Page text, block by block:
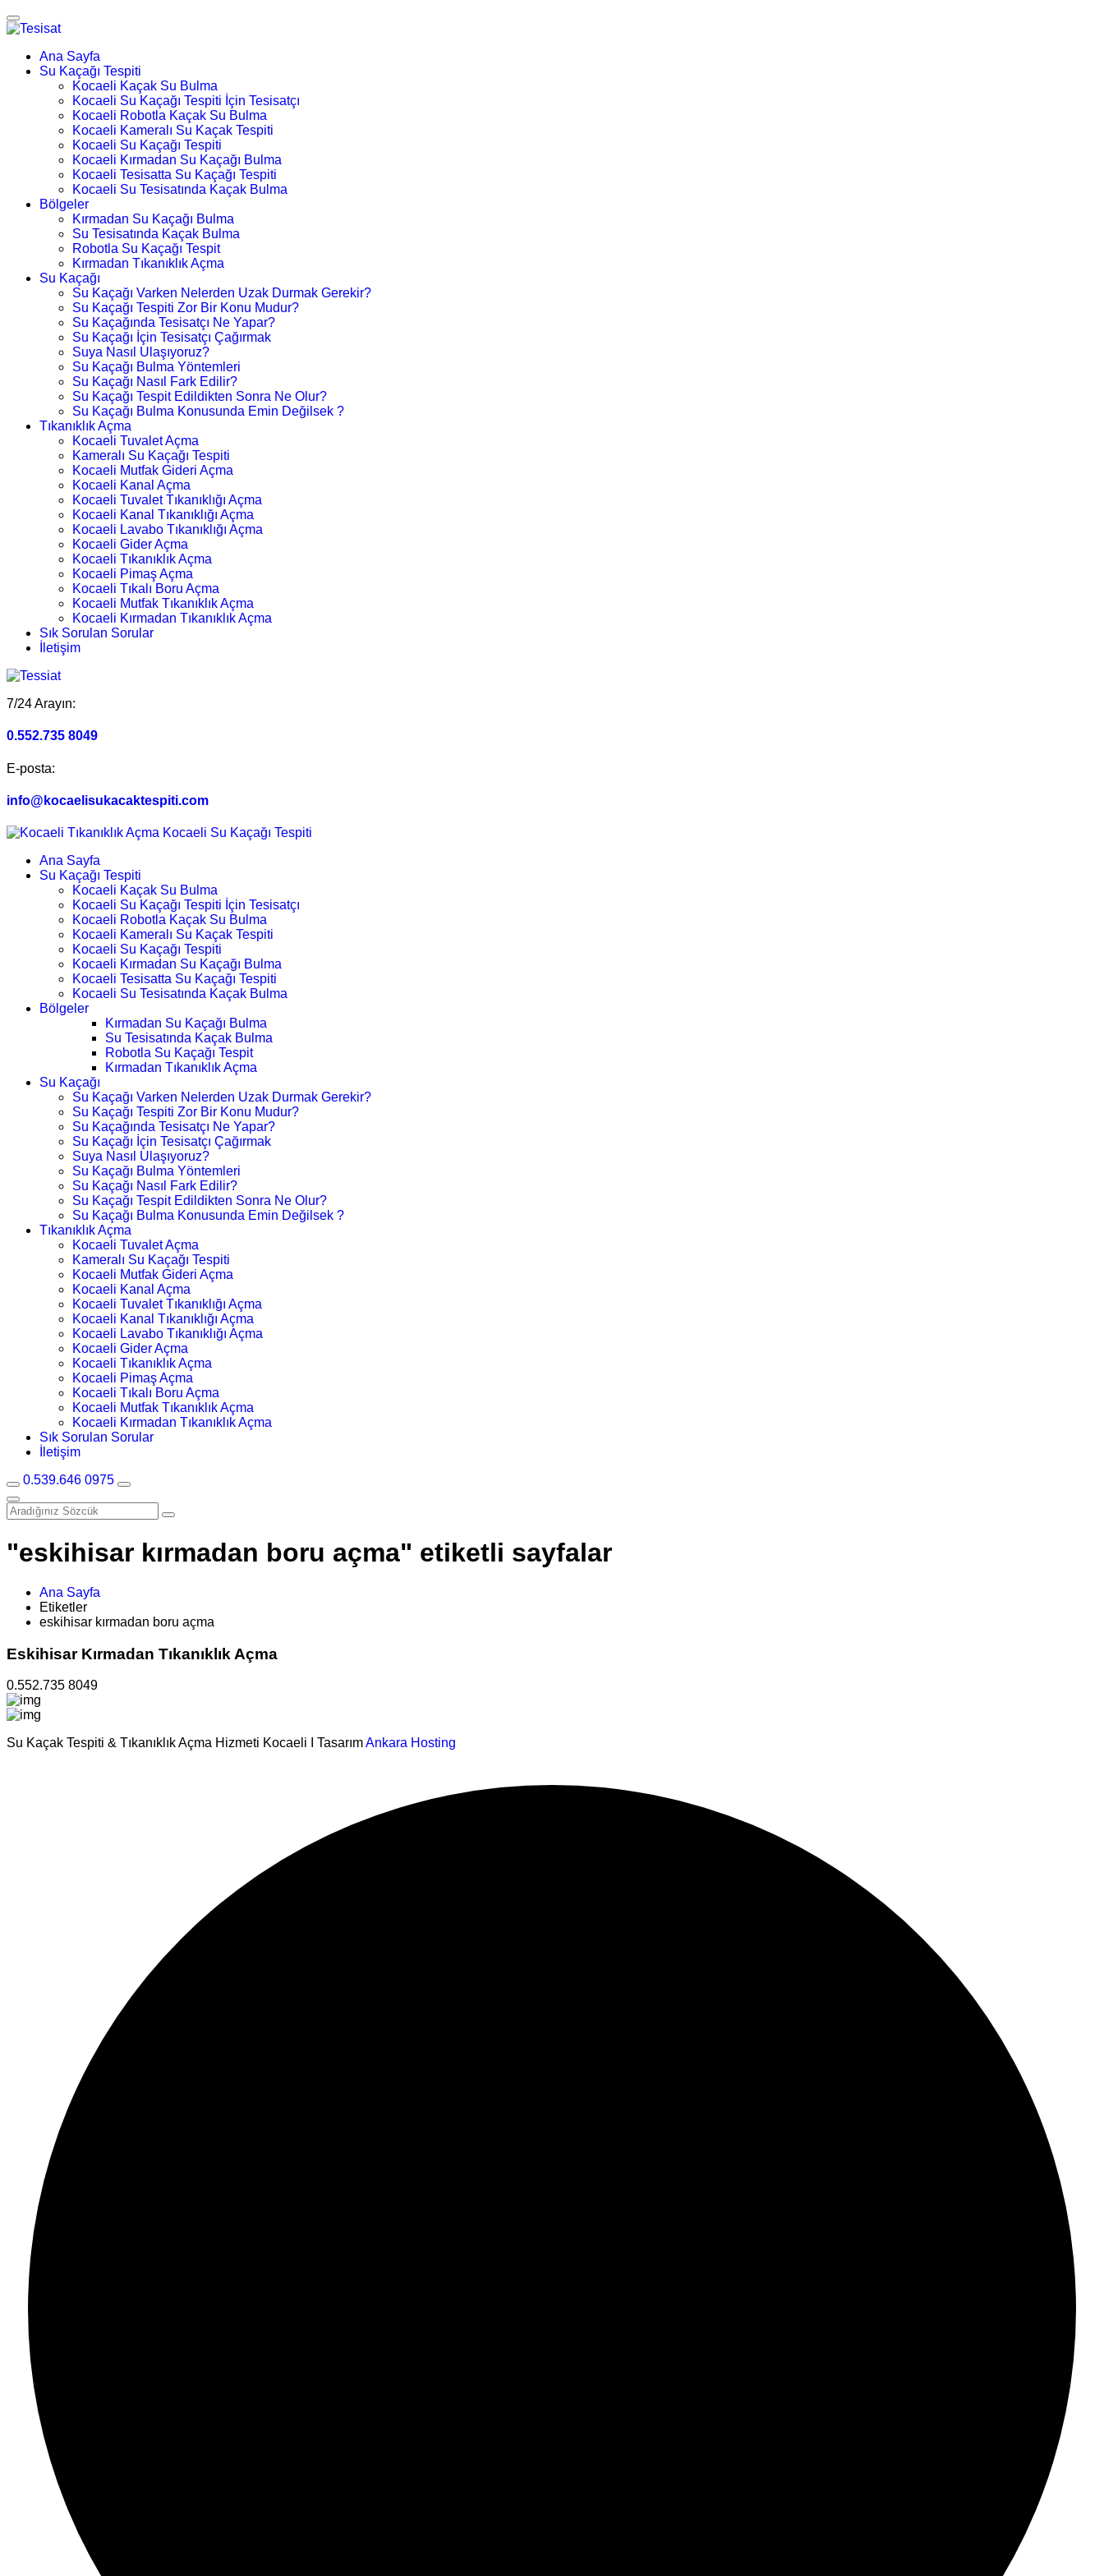
Ana Sayfa
Su Kaçağı Tespiti
Kocaeli Kaçak Su Bulma
Kocaeli Su Kaçağı Tespiti İçin Tesisatçı
Kocaeli Robotla Kaçak Su Bulma
Kocaeli Kameralı Su Kaçak Tespiti
Kocaeli Su Kaçağı Tespiti
Kocaeli Kırmadan Su Kaçağı Bulma
Kocaeli Tesisatta Su Kaçağı Tespiti
Kocaeli Su Tesisatında Kaçak Bulma
Bölgeler
Kırmadan Su Kaçağı Bulma
Su Tesisatında Kaçak Bulma
Robotla Su Kaçağı Tespit
Kırmadan Tıkanıklık Açma
Su Kaçağı
Su Kaçağı Varken Nelerden Uzak Durmak Gerekir?
Su Kaçağı Tespiti Zor Bir Konu Mudur?
Su Kaçağında Tesisatçı Ne Yapar?
Su Kaçağı İçin Tesisatçı Çağırmak
Suya Nasıl Ulaşıyoruz?
Su Kaçağı Bulma Yöntemleri
Su Kaçağı Nasıl Fark Edilir?
Su Kaçağı Tespit Edildikten Sonra Ne Olur?
Su Kaçağı Bulma Konusunda Emin Değilsek ?
Tıkanıklık Açma
Kocaeli Tuvalet Açma
Kameralı Su Kaçağı Tespiti
Kocaeli Mutfak Gideri Açma
Kocaeli Kanal Açma
Kocaeli Tuvalet Tıkanıklığı Açma
Kocaeli Kanal Tıkanıklığı Açma
Kocaeli Lavabo Tıkanıklığı Açma
Kocaeli Gider Açma
Kocaeli Tıkanıklık Açma
Kocaeli Pimaş Açma
Kocaeli Tıkalı Boru Açma
Kocaeli Mutfak Tıkanıklık Açma
Kocaeli Kırmadan Tıkanıklık Açma
Sık Sorulan Sorular
İletişim
7/24 Arayın:
0.552.735 8049
E-posta:
info@kocaelisukacaktespiti.com
Ana Sayfa
Su Kaçağı Tespiti
Kocaeli Kaçak Su Bulma
Kocaeli Su Kaçağı Tespiti İçin Tesisatçı
Kocaeli Robotla Kaçak Su Bulma
Kocaeli Kameralı Su Kaçak Tespiti
Kocaeli Su Kaçağı Tespiti
Kocaeli Kırmadan Su Kaçağı Bulma
Kocaeli Tesisatta Su Kaçağı Tespiti
Kocaeli Su Tesisatında Kaçak Bulma
Bölgeler
Kırmadan Su Kaçağı Bulma
Su Tesisatında Kaçak Bulma
Robotla Su Kaçağı Tespit
Kırmadan Tıkanıklık Açma
Su Kaçağı
Su Kaçağı Varken Nelerden Uzak Durmak Gerekir?
Su Kaçağı Tespiti Zor Bir Konu Mudur?
Su Kaçağında Tesisatçı Ne Yapar?
Su Kaçağı İçin Tesisatçı Çağırmak
Suya Nasıl Ulaşıyoruz?
Su Kaçağı Bulma Yöntemleri
Su Kaçağı Nasıl Fark Edilir?
Su Kaçağı Tespit Edildikten Sonra Ne Olur?
Su Kaçağı Bulma Konusunda Emin Değilsek ?
Tıkanıklık Açma
Kocaeli Tuvalet Açma
Kameralı Su Kaçağı Tespiti
Kocaeli Mutfak Gideri Açma
Kocaeli Kanal Açma
Kocaeli Tuvalet Tıkanıklığı Açma
Kocaeli Kanal Tıkanıklığı Açma
Kocaeli Lavabo Tıkanıklığı Açma
Kocaeli Gider Açma
Kocaeli Tıkanıklık Açma
Kocaeli Pimaş Açma
Kocaeli Tıkalı Boru Açma
Kocaeli Mutfak Tıkanıklık Açma
Kocaeli Kırmadan Tıkanıklık Açma
Sık Sorulan Sorular
İletişim
0.539.646 0975
"eskihisar kırmadan boru açma" etiketli sayfalar
Ana Sayfa
Etiketler
eskihisar kırmadan boru açma
Eskihisar Kırmadan Tıkanıklık Açma
0.552.735 8049
Su Kaçak Tespiti & Tıkanıklık Açma Hizmeti Kocaeli I TasarımAnkara Hosting